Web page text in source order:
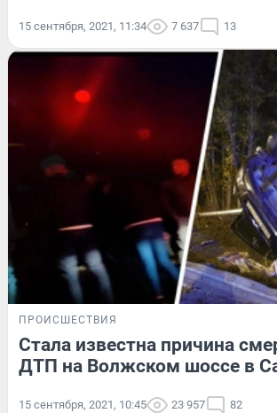
15 сентября, 2021, 11:34 7 637 13
ПРОИСШЕСТВИЯ
Стала известна причина
ДТП на Волжском шоссе в
15 сентября, 2021, 10:45 23 957 82